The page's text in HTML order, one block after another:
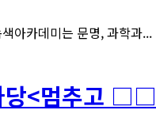
아카데미는 문명, 과학과...
당<멈추고